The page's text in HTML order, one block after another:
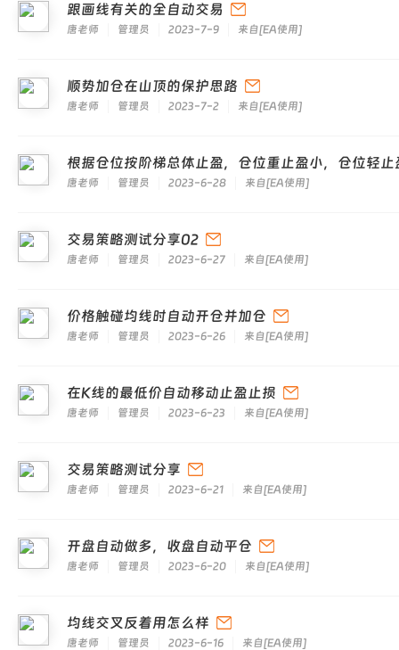
跟画线有关的全自动交易
唐老师 管理员 2023-7-9 来自[EA使用]
顺势加仓在山顶的保护思路
唐老师 管理员 2023-7-2 来自[EA使用]
根据仓位按阶梯总体止盈，仓位重止盈小，仓位轻止
唐老师 管理员 2023-6-28 来自[EA使用]
交易策略测试分享02
唐老师 管理员 2023-6-27 来自[EA使用]
价格触碰均线时自动开仓并加仓
唐老师 管理员 2023-6-26 来自[EA使用]
在K线的最低价自动移动止盈止损
唐老师 管理员 2023-6-23 来自[EA使用]
交易策略测试分享
唐老师 管理员 2023-6-21 来自[EA使用]
开盘自动做多，收盘自动平仓
唐老师 管理员 2023-6-20 来自[EA使用]
均线交叉反着用怎么样
唐老师 管理员 2023-6-16 来自[EA使用]